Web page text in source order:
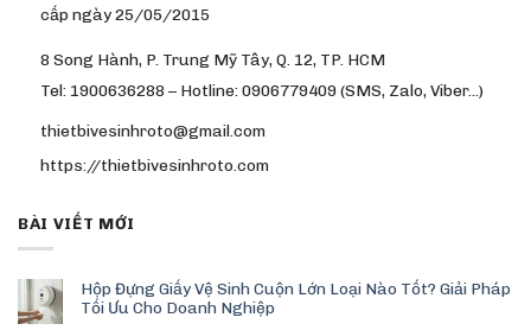
cấp ngày 25/05/2015
8 Song Hành, P. Trung Mỹ Tây, Q. 12, TP. HCM
Tel: 1900636288 – Hotline: 0906779409 (SMS, Zalo, Viber…)
thietbivesinhroto@gmail.com
https://thietbivesinhroto.com
BÀI VIẾT MỚI
Hộp Đựng Giấy Vệ Sinh Cuộn Lớn Loại Nào Tốt? Giải Pháp
Tối Ưu Cho Doanh Nghiệp